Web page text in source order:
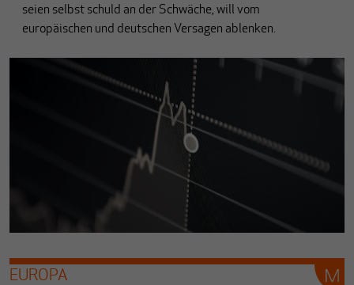
seien selbst schuld an der Schwäche, will vom
europäischen und deutschen Versagen ablenken.
EUROPA